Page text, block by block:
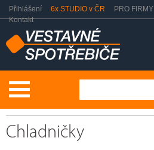
Přihlášení 6x STUDIO v ČR PRO FIRMY
Kontakt
Chladničky